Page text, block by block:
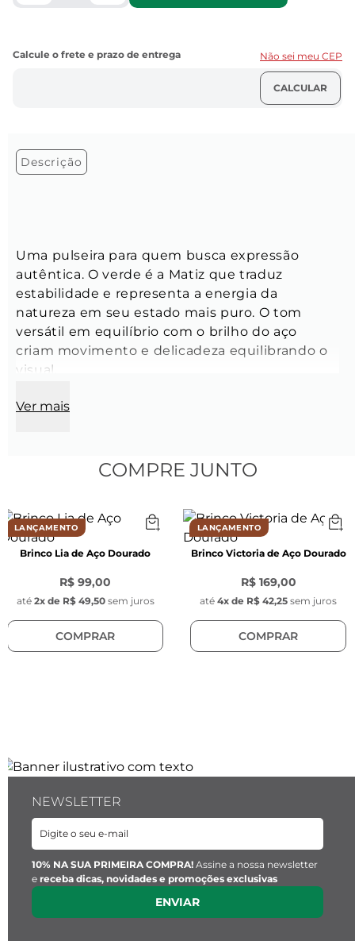
Não sei meu CEP
Descrição
Uma pulseira para quem busca expressão
autêntica. O verde é a Matiz que traduz
estabilidade e representa a energia da
natureza em seu estado mais puro. O tom
versátil em equilíbrio com o brilho do aço
criam movimento e delicadeza equilibrando o
visual.
Pulseira:
Cordas
Espessura: 1.90 mm
Fecho: Lagosta
Material: Cordão rabo de gato
Pingente Fecho:
Cor: Azul Marinho
Berloques (4 un):
Modelo Pérola Natural:
6mm x 5mm x 4,4mm
Comprimento:
Largura:
Espessura: 0.40 mm
Material: Aço inoxidável
Cor: Prata
Personalização
Ver mais
COMPRE JUNTO
LANÇAMENTO
Brinco Lia de Aço Dourado
R$ 99,00
até 2x de R$ 49,50 sem juros
COMPRAR
LANÇAMENTO
Brinco Victoria de Aço Dourado
R$ 169,00
até 4x de R$ 42,25 sem juros
COMPRAR
NEWSLETTER
10% NA SUA PRIMEIRA COMPRA! Assine a nossa newsletter
e receba dicas, novidades e promoções exclusivas
ENVIAR